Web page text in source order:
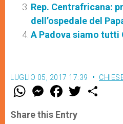
Rep. Centrafricana:
dell’ospedale del
A Padova siamo tutti
LUGLIO 05, 2017 17:39
W
t
s
M
e
s
e
F
a
e
b
w
Share this Entry